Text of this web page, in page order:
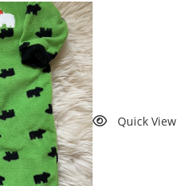
Quick View